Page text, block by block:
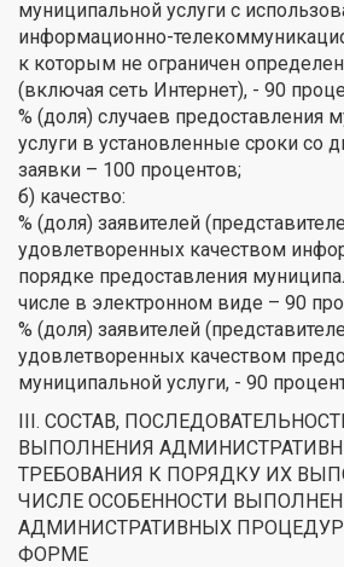
муниципальной услуги с
информационно-
к которым не ограничен
(включая сеть Интернет), - 90
% (доля) случаев предоставления
услуги в установленные сроки со
заявки – 100 процентов;
б) качество:
% (доля) заявителей
удовлетворенных качеством
порядке предоставления
числе в электронном виде – 90
% (доля) заявителей
удовлетворенных качеством
муниципальной услуги, - 90
III. СОСТАВ,
ВЫПОЛНЕНИЯ
ТРЕБОВАНИЯ К ПОРЯДКУ ИХ
ЧИСЛЕ ОСОБЕННОСТИ
АДМИНИСТРАТИВНЫХ
ФОРМЕ